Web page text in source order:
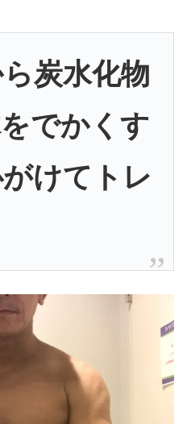
炭水化物
でかくす
けてトレ